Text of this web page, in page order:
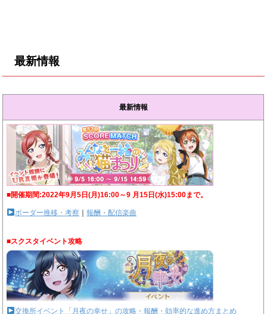
最新情報
最新情報
■開催期間:2022年9月5日(月)16:00～9 月15日(水)15:00まで。
ボーダー推移・考察 ｜報酬・配信楽曲
■スクスタイベント攻略
交換所イベント「月夜の幸せ」の攻略・報酬・効率的な進め方まとめ